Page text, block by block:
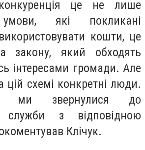
це не лише
умови, які покликані
кошти, це
який обходять
інтересами громади. Але
цій схемі конкретні люди.
ми звернулися до
служби з відповідною
Клічук.